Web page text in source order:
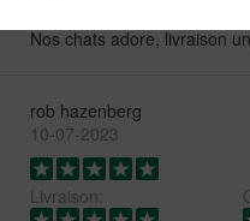
Nos chats adore, livraison
rob hazenberg
10-07-2023
Livraison: